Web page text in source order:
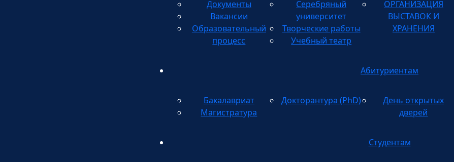
Документы
Вакансии
Образовательный
процесс
Серебряный
университет
Творческие работы
Учебный театр
ОРГАНИЗАЦИЯ
ВЫСТАВОК И
ХРАНЕНИЯ
ТВОРЧЕСКИХ
Абитуриентам
Бакалавриат
Магистратура
Докторантура (PhD)
День открытых
дверей
Студентам